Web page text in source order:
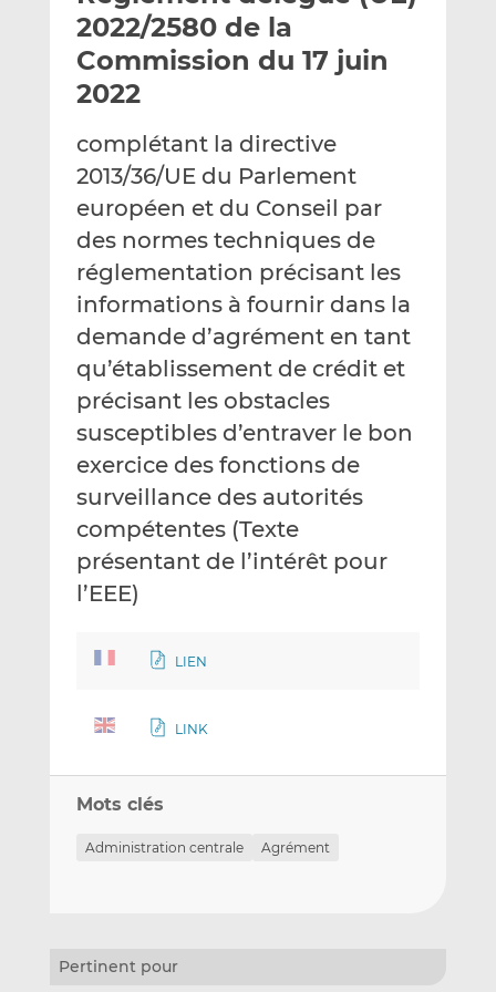
e
r
p
e
m
i
l
g
e
r
r
L
n
k
e
d
n
g
e
r
F
c
e
b
o
o
k
2022/2580 de la
Commission du 17 juin
2022
complétant la directive
2013/36/UE du Parlement
européen et du Conseil par
des normes techniques de
réglementation précisant les
informations à fournir dans la
demande d’agrément en tant
qu’établissement de crédit et
précisant les obstacles
susceptibles d’entraver le bon
exercice des fonctions de
surveillance des autorités
compétentes (Texte
présentant de l’intérêt pour
l’EEE)
LIEN
LINK
Mots clés
Administration centrale Agrément
Pertinent pour